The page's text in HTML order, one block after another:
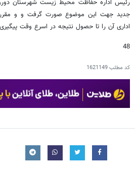
رئیس اداره حفاظت محیط زیست شهرستان
جدید جهت این موضوع صورت گرفت و و
اداری آن را تا حصول نتیجه در اسرع وقت پیگیری
48
کد مطلب1621149